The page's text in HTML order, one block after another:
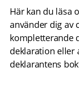
Här kan du läsa
använder dig av
kompletterande
deklaration eller
deklarantens